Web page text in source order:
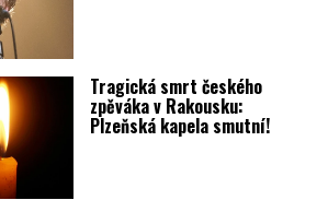
Tragická smrt českého
zpěváka v Rakousku:
Plzeňská kapela smutní!